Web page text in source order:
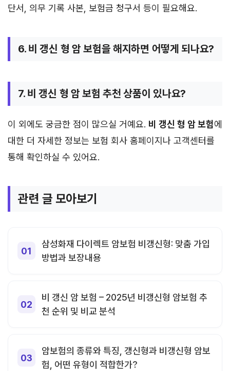
단서, 의무 기록 사본, 보험금 청구서 등이 필요해요.
6. 비 갱신 형 암 보험을 해지하면 어떻게 되나요?
7. 비 갱신 형 암 보험 추천 상품이 있나요?
이 외에도 궁금한 점이 많으실 거예요. 비 갱신 형 암 보험에
대한 더 자세한 정보는 보험 회사 홈페이지나 고객센터를
통해 확인하실 수 있어요.
관련 글 모아보기
삼성화재 다이렉트 암보험 비갱신형: 맞춤 가입
방법과 보장내용
비 갱신 암 보험 – 2025년 비갱신형 암보험 추
천 순위 및 비교 분석
암보험의 종류와 특징, 갱신형과 비갱신형 암보
험, 어떤 유형이 적합한가?